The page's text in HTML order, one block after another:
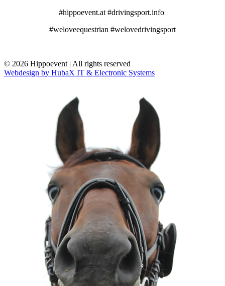
#hippoevent.at #drivingsport.info
#weloveequestrian #welovedrivingsport
© 2026 Hippoevent | All rights reserved
Webdesign by HubaX IT & Electronic Systems